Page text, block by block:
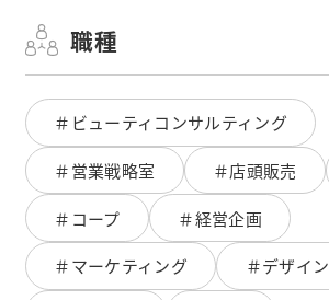
職種
＃ビューティコンサルティング
＃営業戦略室 ＃店頭販売
＃コープ ＃経営企画
＃マーケティング ＃デザイン